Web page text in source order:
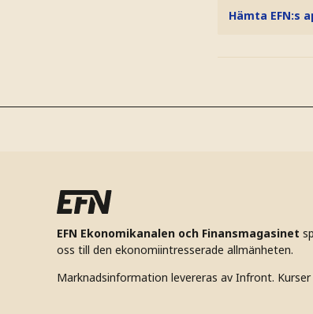
Hämta EFN:s
EFN Ekonomikanalen och Finansmagasinet
oss till den ekonomiintresserade allmänheten.
Marknadsinformation levereras av Infront.